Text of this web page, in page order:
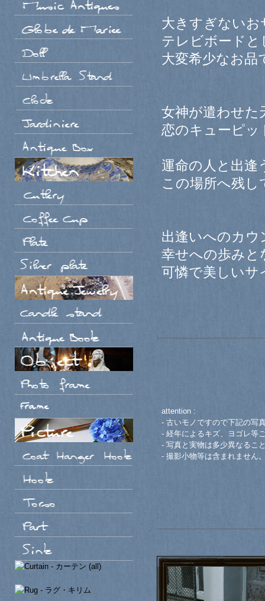
大きすぎないお
テレビボード
大変希少なお品
女神が遣わせた
恋のキューピッ
運命の人と出逢
この場所へ残
出逢いへのカ
幸せへの歩みと
可憐で美しいサ
attention :
- 古いモノですので下記の写
- 経年によるキズ、ヨゴレ等
- 写真と実物は多少異なるこ
- 撮影小物等は含まれません